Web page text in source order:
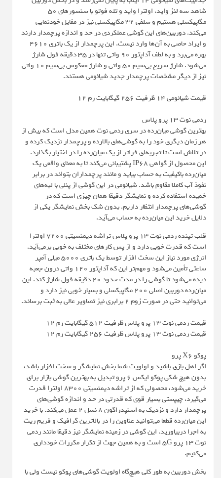
شاهد سه لنز واید، اولترا واید و تله فوتو با سنسورهای 50
مگاپیکسلی هستیم و سلفی 32 مگاپیکسلی نیز در مفایل خودنمایی
می‌کند. دوربین‌های این گوشی عملکردی در حد و اندازه پرچمدار دارند
و ایراد حاصی به آن‌ها وارد نیست. این پرچمدار از یک باتری 4610
بهره می‌برد و به لطف آداپتور 90 واتی تنها در 35 دقیقه فول شارژ
می‌شود. شارژ سریع بی‌سیم 50 واتی و شارژ معکوس بی‌سیم 10 واتی
نیز از دیگر مشخصات پرچمدار جدید شیائومی هستند.
قیمت شیائومی 14 ظرفیت 256 گیگابایت رم 12
ردمی نوت 13 پرو پلاس
بهترین گوشی میان‌رده در سری ردمی نوت همین مدل است که بیش از
هر زمان دیگری خود را به گوشی‌های بالارده و پرچمدار نزدیک کرده و
در تلاش است تا تجربه‌ای فراتر از یک میان‌رده را در اختیار بگذارد.
این محصول از گواهی IP68 پشتیبانی می‌کند تا به معنای واقعی یک
میان‌رده باکیفیت به حساب بیاید و مانند پرچمداران بتواند در برابر
نفوذ آب کاملا مقاوم باشد. شیائومی در این گوشی از پنلی با لبه‌های
خمیده استفاده کرده و نمایشگر دقیقا همان چیزی است که در
گوشی‌های پرچمدار انتظار داریم. بدون شک بخش نمایشگر یکی از
دلایل خرید این میان‌رده به حساب می‌‌آید.
قلب تپنده ردمی نوت 13 پرو پلاس تراشه دیمنسیتی 7200 اولترا
است که قدرت خوبی دارد و از پس کارهای مختلف به خوبی برمی‌آید.
انرژی مورد نیاز این سخت افزار توسط یک باتری 5000 میلی آمپر
ساعتی تأمین می‌شود و مهم‌تر این که آداپتور 120 واتی درون جعبه
دیده می‌شود تا گوشی را در مدت حدود 20 دقیقه فول شارژ کند. این
میان‌رده دوربین اصلی 200 مگاپیکسلی و بسیار خوبی نیز دارد و
می‌توانید حتی در صورت زوم 2 برابری نیز تصاویر عالی به ثبت برساند.
قیمت ردمی نوت 13 پرو پلاس ظرفیت 512 گیگابایت رم 12
قیمت ردمی نوت 13 پرو پلاس ظرفیت 256 گیگابایت رم 12
پوکو X6 پرو
اگر اهل بازی باشید و اولویت شما بخش نمایشگر و سخت افزار باشد،
بدون هیچ شکی پوکو ایکس 6 پرو تبدیل به بهترین گوشی بازار برای
خرید می‌شود، محصولی که از تراشه دیمنسیتی 8300 اولترا قدرت
می‌گیرد، چیپستی بسیار قوی که قدرتی در حد و اندازه گوشی‌های
پرچمدار دارد و نزدیک به اسنپدراگون 8 نسل 2 عمل می‌کند. با خرید
این میان‌رده قطعا می‌توانید عناوین را در بالاترین گرافیک و فریم ریت
به اجرا دربیاورید. این گوشی در زمینه نمایشگر نیز دقیقا مانند ردمی
نوت 13 پرو 5G است و به همین جهت از تکرار مکررات خودداری
می‌کنیم.
بخش دوربین به طور کلی هیچ‌گاه اولویت گوشی‌های پوکو نیست ولی با